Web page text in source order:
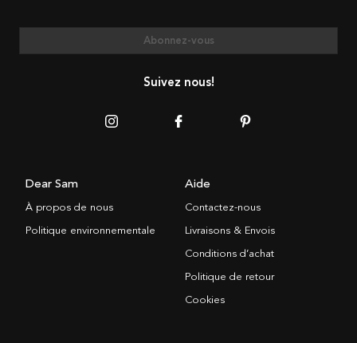
Abonnez-vous
Suivez nous!
Dear Sam
À propos de nous
Politique environnementale
Aide
Contactez-nous
Livraisons & Envois
Conditions d’achat
Politique de retour
Cookies